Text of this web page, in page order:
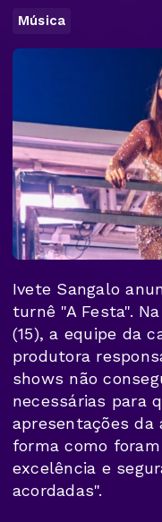
Música
Ivete Sangalo
turnê "A Festa".
(15), a equipe da
produtora
shows não
necessárias para
apresentações
forma como
excelência e
acordadas".